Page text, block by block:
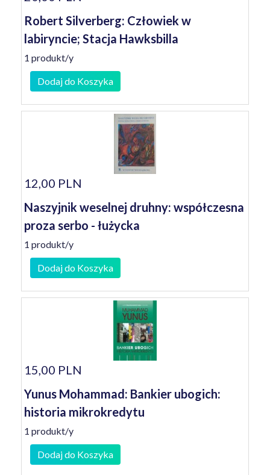
Robert Silverberg: Człowiek w
labiryncie; Stacja Hawksbilla
1 produkt/y
Dodaj do Koszyka
12,00 PLN
Naszyjnik weselnej druhny: współczesna
proza serbo - łużycka
1 produkt/y
Dodaj do Koszyka
15,00 PLN
Yunus Mohammad: Bankier ubogich:
historia mikrokredytu
1 produkt/y
Dodaj do Koszyka